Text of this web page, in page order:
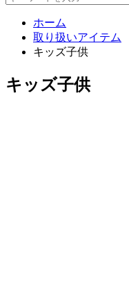
ホーム
取り扱いアイテム
キッズ子供
キッズ子供